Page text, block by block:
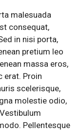
malesuada
consequat,
in nisi porta,
pretium leo
massa eros,
erat. Proin
scelerisque,
molestie odio,
Pellentesque